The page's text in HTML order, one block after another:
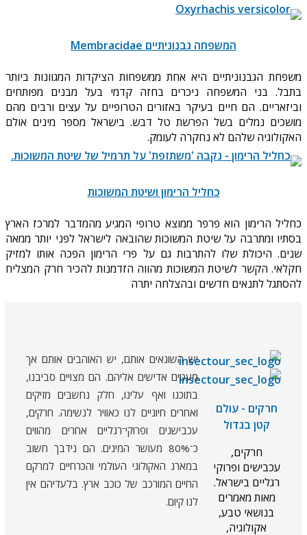
המשפחה גבנוניתיים Membracidae
משפחת הגבנוניתיים היא אחת ממשפחות הציקדות המגוונות ביותר
בתבל. בני המשפחה ניכרים בחזה קדמי בעל מבנים מפותחים
וביזאריים. הם חיים בעיקר באזורים הטרופיים על עצים ורבים מהם
מושכים נמלים בשל הפרשת טל דבש. בישראל מספר מינים אולם
האקולוגיה שלהם לא נחקרה לעומק.
כחליל הרימון ושיטת המשוכות
כחליל הרימון הוא פרפר ממוצא טרופי המגיע מהמדבר למרכז הארץ
בסתיו ומתרבה על שיטת המשוכות שהובאה לישראל לפני יותר ממאה
שנים. היכולת שלו להתרבות גם על פרי הרימון הפכה אותו למזיק
חקלאי. הקשר לשיטת המשוכות מהווה הזדמנות להכיר חרק המצליח
להסתגל לתנאים חדשים ובהצלחה יתרה
חרקים - עולם
קטן בגדול
חרקים,
עכבישים ופרוקי
רגליים בישראל.
מאות מאמרים
בנושאי טבע,
אקולוגיה,
יש השונאים אותם, יש האוהבים אותם אך
מעטים אדישים אליהם. הם מצויים סביבנו,
בתוכנו ואף עלינו, חלק נחשבים מזיקים
ואחרים חיוניים לנו כאוויר לנשימה. חרקים,
עכבישנים ופרוקי־רגליים אחרים מהווים
כ־80% מעושר המינים. הם נידבך חשוב
במארג האקולוגי העולמי והכרחיים למרקם
החיים המורכב של כוכב ארץ. בלעדיהם אין
לנו קיום.